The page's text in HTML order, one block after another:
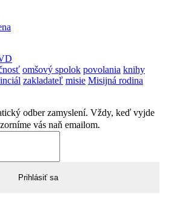
omšový spolok povolania knihy
zakladateľ misie Misijná rodina
odber zamyslení. Vždy, keď vyjde
vás naň emailom.